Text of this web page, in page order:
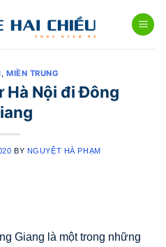
, MIỀN TRUNG
Hà Nội đi Đông
BY NGUYỆT HÀ PHẠM
Giang là một trong những